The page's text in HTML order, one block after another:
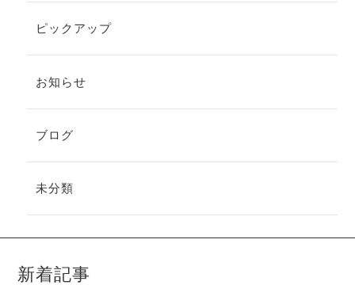
ピックアップ
お知らせ
ブログ
未分類
新着記事